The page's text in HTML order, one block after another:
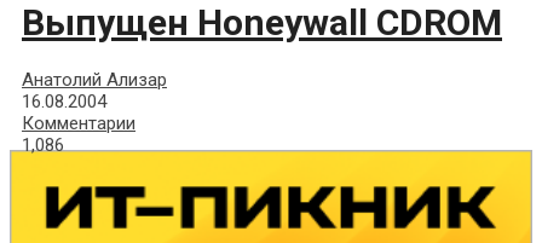
Выпущен Honeywall CDROM
Анатолий Ализар
16.08.2004
Комментарии
1,086